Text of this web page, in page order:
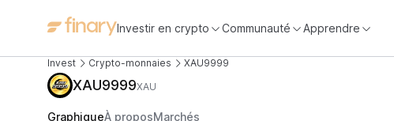
Investir en crypto Communauté Apprendre
Invest Crypto-monnaies XAU9999
XAU9999XAU
GraphiqueÀ proposMarchés